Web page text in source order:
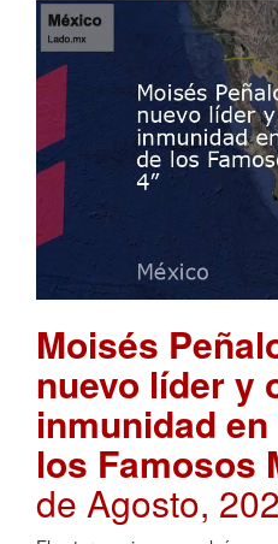
Moisés
nuevo líder y
inmunidad
los Famosos
de Agosto,